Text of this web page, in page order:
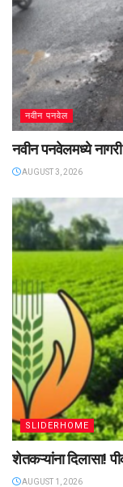
नवीन पनवेल
नवीन पनवेलमध्ये
AUGUST 3, 2026
SLIDERHOME
शेतकऱ्यांना दिलासा!
AUGUST 1, 2026